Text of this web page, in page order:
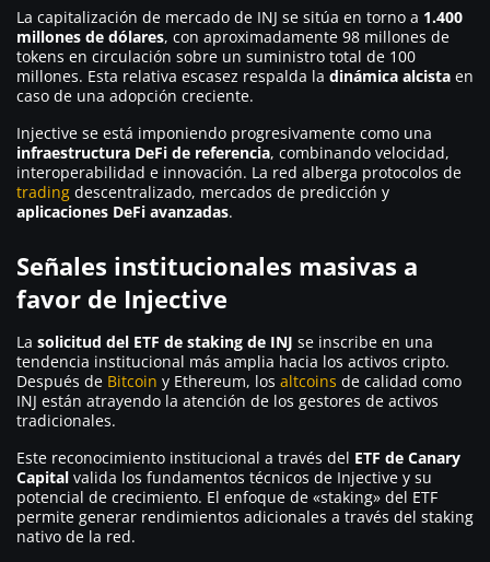
La capitalización de mercado de INJ se sitúa en torno a 1.400
millones de dólares, con aproximadamente 98 millones de
tokens en circulación sobre un suministro total de 100
millones. Esta relativa escasez respalda la dinámica alcista en
caso de una adopción creciente.
Injective se está imponiendo progresivamente como una
infraestructura DeFi de referencia, combinando velocidad,
interoperabilidad e innovación. La red alberga protocolos de
trading descentralizado, mercados de predicción y
aplicaciones DeFi avanzadas.
Señales institucionales masivas a
favor de Injective
La solicitud del ETF de staking de INJ se inscribe en una
tendencia institucional más amplia hacia los activos cripto.
Después de Bitcoin y Ethereum, los altcoins de calidad como
INJ están atrayendo la atención de los gestores de activos
tradicionales.
Este reconocimiento institucional a través del ETF de Canary
Capital valida los fundamentos técnicos de Injective y su
potencial de crecimiento. El enfoque de «staking» del ETF
permite generar rendimientos adicionales a través del staking
nativo de la red.